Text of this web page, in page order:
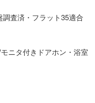
調査済・フラット35適合
ニタ付きドアホン・浴室